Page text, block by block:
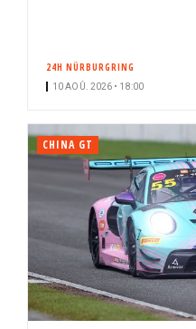
24H NÜRBURGRING
10 AOÛ. 2026 • 18:00
CHINA GT